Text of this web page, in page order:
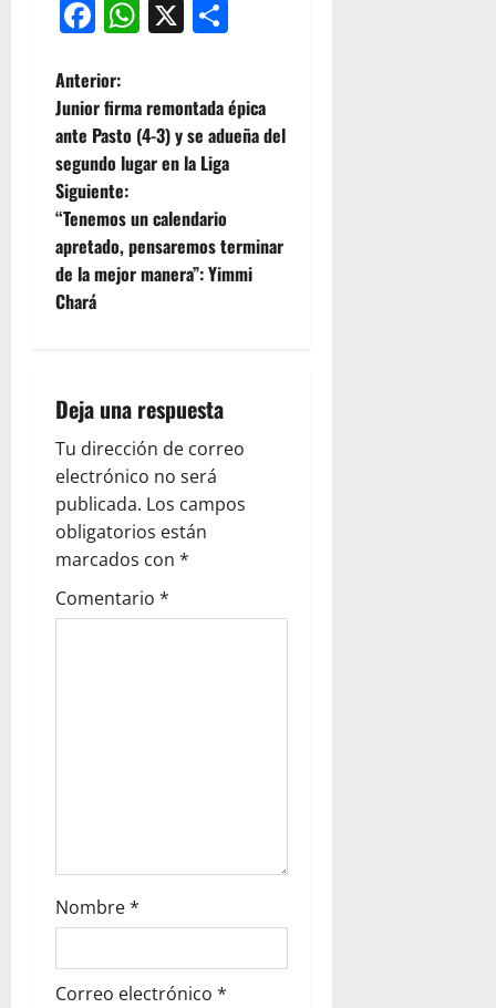
Facebook
WhatsApp
X
Anterior:
Junior firma remontada épica
ante Pasto (4-3) y se adueña del
segundo lugar en la Liga
Siguiente:
“Tenemos un calendario
apretado, pensaremos terminar
de la mejor manera”: Yimmi
Chará
Deja una respuesta
Tu dirección de correo
electrónico no será
publicada. Los campos
obligatorios están
marcados con *
Comentario *
Nombre*
Correo electrónico *